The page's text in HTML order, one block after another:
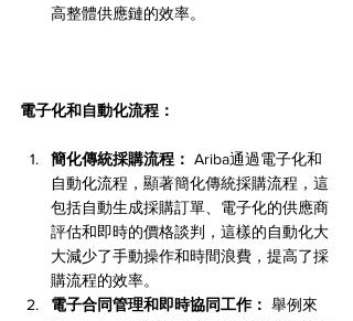
高整體供應鏈的效率。
電子化和自動化流程：
簡化傳統採購流程： Ariba通過電子化和
自動化流程，顯著簡化傳統採購流程，這
包括自動生成採購訂單、電子化的供應商
評估和即時的價格談判，這樣的自動化大
大減少了手動操作和時間浪費，提高了採
購流程的效率。
電子合同管理和即時協同工作： 舉例來